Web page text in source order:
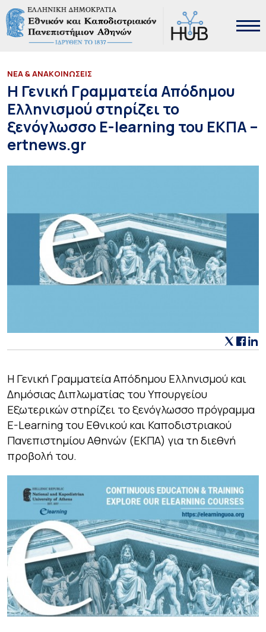
ΝΕΑ & ΑΝΑΚΟΙΝΩΣΕΙΣ
Η Γενική Γραμματεία Απόδημου
Ελληνισμού στηρίζει το
ξενόγλωσσο Ε-learning του ΕΚΠΑ –
ertnews.gr
Η Γενική Γραμματεία Απόδημου Ελληνισμού και
Δημόσιας Διπλωματίας του Υπουργείου
Εξωτερικών στηρίζει το ξενόγλωσσο πρόγραμμα
E-Learning του Εθνικού και Καποδιστριακού
Πανεπιστημίου Αθηνών (ΕΚΠΑ) για τη διεθνή
προβολή του.